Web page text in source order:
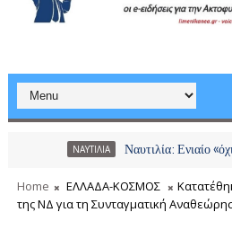
Ναυτιλία: Ενιαίο «όχι» των
Home ΕΛΛΑΔΑ-ΚΟΣΜΟΣ
της ΝΔ για τη Συνταγματική